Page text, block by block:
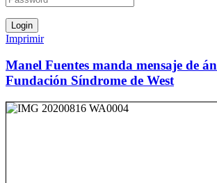
Imprimir
Manel Fuentes manda mensaje de
Fundación Síndrome de West